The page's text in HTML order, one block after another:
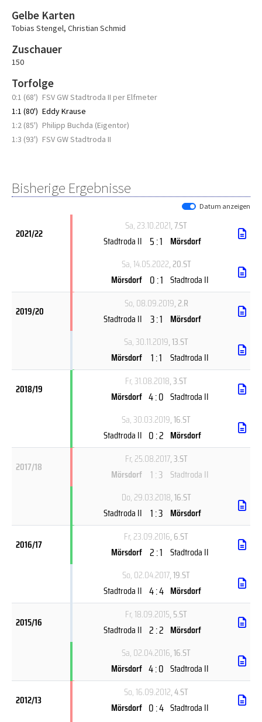
Gelbe Karten
Tobias Stengel, Christian Schmid
Zuschauer
150
Torfolge
0:1 (68') FSV GW Stadtroda II per Elfmeter
1:1 (80') Eddy Krause
1:2 (85') Philipp Buchda (Eigentor)
1:3 (93') FSV GW Stadtroda II
Bisherige Ergebnisse
Datum anzeigen
2021/22
Sa, 23.10.2021, 7.ST
Stadtroda II 5 : 1 Mörsdorf
Sa, 14.05.2022, 20.ST
Mörsdorf 0 : 1 Stadtroda II
2019/20
So, 08.09.2019, 2.R
Stadtroda II 3 : 1 Mörsdorf
Sa, 30.11.2019, 13.ST
Mörsdorf
1 : 1 Stadtroda II
2018/19
Fr, 31.08.2018, 3.ST
Mörsdorf 4 : 0 Stadtroda II
Sa, 30.03.2019, 16.ST
Stadtroda II 0 : 2 Mörsdorf
2017/18
Fr, 25.08.2017, 3.ST
Mörsdorf 1 : 3 Stadtroda II
Do, 29.03.2018, 16.ST
Stadtroda II 1 : 3 Mörsdorf
2016/17
Fr, 23.09.2016, 6.ST
Mörsdorf 2 : 1 Stadtroda II
So, 02.04.2017, 19.ST
Stadtroda II 4 : 4 Mörsdorf
2015/16
Fr, 18.09.2015, 5.ST
Stadtroda II 2 : 2 Mörsdorf
Sa, 02.04.2016, 16.ST
Mörsdorf 4 : 0 Stadtroda II
2012/13
So, 16.09.2012, 4.ST
Mörsdorf 0 : 4 Stadtroda II